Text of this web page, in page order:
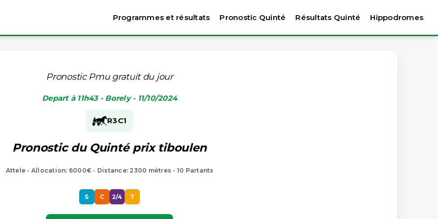
Programmes et résultats Pronostic Quinté Résultats Quinté Hippodromes
Pronostic Pmu gratuit du jour
Depart à 11h43 - Borely - 11/10/2024
R3C1
Pronostic du Quinté prix tiboulen
Attele - Allocation: 6000€ - Distance: 2300 mètres - 10 Partants
S C 2/4 T